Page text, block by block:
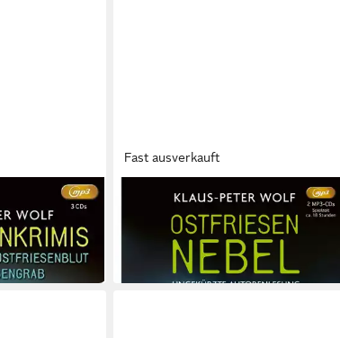
Teil 1-3.,3
Fast ausverkauft
JUMBO VERLAG
Hörspiel Ostfriesennebel,2 Audio-CD
ab 23,95 €
in 3-4 Werktagen bei dir